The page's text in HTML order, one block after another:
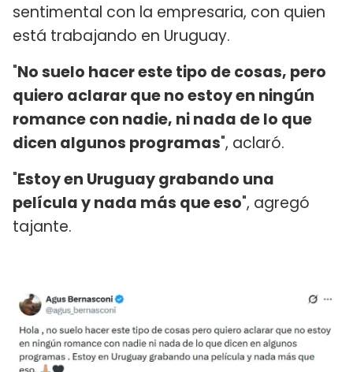
sentimental con la empresaria, con quien
está trabajando en Uruguay.
"No suelo hacer este tipo de cosas, pero
quiero aclarar que no estoy en ningún
romance con nadie, ni nada de lo que
dicen algunos programas", aclaró.
"Estoy en Uruguay grabando una
película y nada más que eso", agregó
tajante.